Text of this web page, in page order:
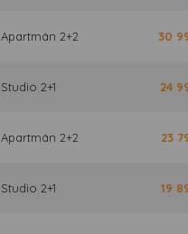
Apartmán 2+2 30
Studio 2+1 24
Apartmán 2+2 23
Studio 2+1 19